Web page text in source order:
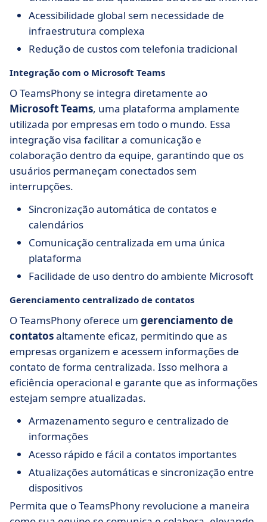
Acessibilidade global sem necessidade de
infraestrutura complexa
Redução de custos com telefonia tradicional
Integração com o Microsoft Teams
O TeamsPhony se integra diretamente ao
Microsoft Teams, uma plataforma amplamente
utilizada por empresas em todo o mundo. Essa
integração visa facilitar a comunicação e
colaboração dentro da equipe, garantindo que os
usuários permaneçam conectados sem
interrupções.
Sincronização automática de contatos e
calendários
Comunicação centralizada em uma única
plataforma
Facilidade de uso dentro do ambiente Microsoft
Gerenciamento centralizado de contatos
O TeamsPhony oferece um gerenciamento de
contatosaltamente eficaz, permitindo que as
empresas organizem e acessem informações de
contato de forma centralizada. Isso melhora a
eficiência operacional e garante que as informações
estejam sempre atualizadas.
Armazenamento seguro e centralizado de
informações
Acesso rápido e fácil a contatos importantes
Atualizações automáticas e sincronização entre
dispositivos
Permita que o TeamsPhony revolucione a maneira